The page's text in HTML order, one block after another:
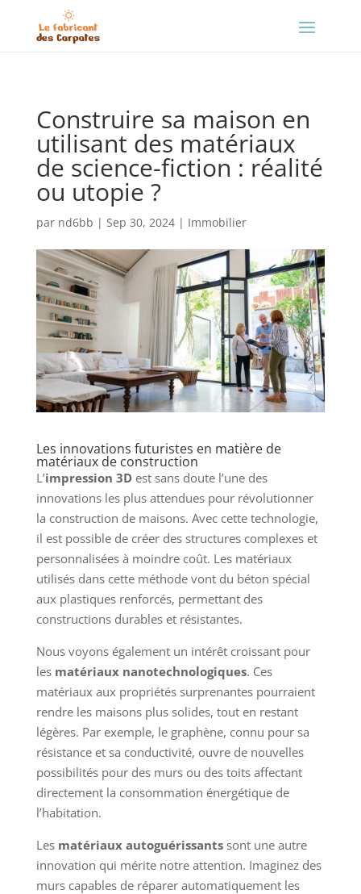
Construire sa maison en
utilisant des matériaux
de science-fiction : réalité
ou utopie ?
par nd6bb | Sep 30, 2024| Immobilier
Les innovations futuristes en matière de
matériaux de construction
L’impression 3Dest sans doute l’une des
innovations les plus attendues pour révolutionner
la construction de maisons. Avec cette technologie,
il est possible de créer des structures complexes et
personnalisées à moindre coût. Les matériaux
utilisés dans cette méthode vont du béton spécial
aux plastiques renforcés, permettant des
constructions durables et résistantes.
Nous voyons également un intérêt croissant pour
les matériaux nanotechnologiques. Ces
matériaux aux propriétés surprenantes pourraient
rendre les maisons plus solides, tout en restant
légères. Par exemple, le graphène, connu pour sa
résistance et sa conductivité, ouvre de nouvelles
possibilités pour des murs ou des toits affectant
directement la consommation énergétique de
l’habitation.
Les matériaux autoguérissantssont une autre
innovation qui mérite notre attention. Imaginez des
murs capables de réparer automatiquement les